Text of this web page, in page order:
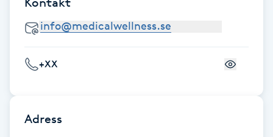
Fillers
Fotmassage
Fotsvamp
Fotvård
+XX
Adress